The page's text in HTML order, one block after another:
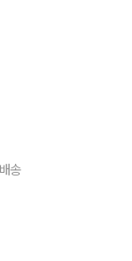
송